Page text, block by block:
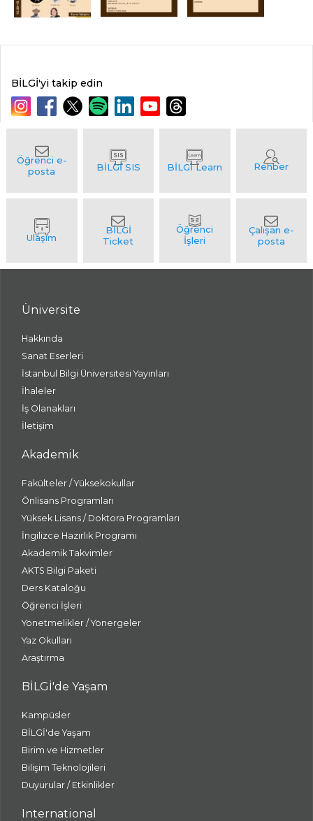
BİLGİ'yi takip edin
Üniversite
Hakkında
Sanat Eserleri
İstanbul Bilgi Üniversitesi Yayınları
İhaleler
İş Olanakları
İletişim
Akademik
Fakülteler / Yüksekokullar
Önlisans Programları
Yüksek Lisans / Doktora Programları
İngilizce Hazırlık Programı
Akademik Takvimler
AKTS Bilgi Paketi
Ders Kataloğu
Öğrenci İşleri
Yönetmelikler / Yönergeler
Yaz Okulları
Araştırma
BİLGİ'de Yaşam
Kampüsler
BİLGİ'de Yaşam
Birim ve Hizmetler
Bilişim Teknolojileri
Duyurular / Etkinlikler
International